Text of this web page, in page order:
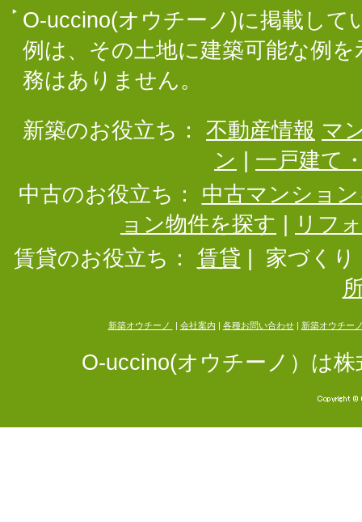
O-uccino(オウチーノ)に掲載して
例は、その土地に建築可能な例
務はありません。
新築のお役立ち： 不動産情報 マ
ン
一戸建て
中古のお役立ち：
中古マンショ
ョン物件を探す
リフ
賃貸のお役立ち：
賃貸
家づくり
新築オウチーノ 会社案内 各種お問い合わせ| 新築オウチー
O-uccino(オウチーノ）は